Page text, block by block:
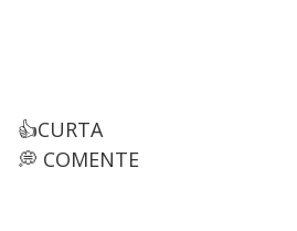
👍CURTA
💭 COMENTE